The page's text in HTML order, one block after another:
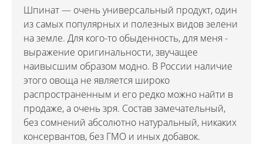
Шпинат — очень универсальный продукт, один
из самых популярных и полезных видов зелени
на земле. Для кого-то обыденность, для меня -
выражение оригинальности, звучащее
наивысшим образом модно. В России наличие
этого овоща не является широко
распространенным и его редко можно найти в
продаже, а очень зря. Состав замечательный,
без сомнений абсолютно натуральный, никаких
консервантов, без ГМО и иных добавок.